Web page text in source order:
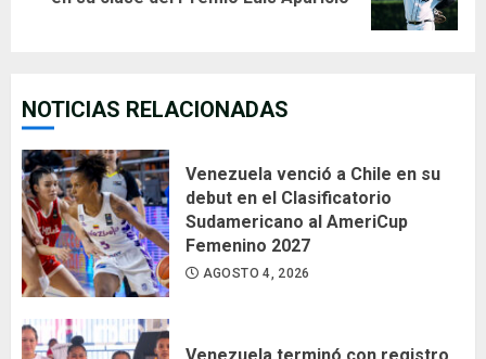
post:
NOTICIAS RELACIONADAS
Venezuela venció a Chile en su
debut en el Clasificatorio
Sudamericano al AmeriCup
Femenino 2027
AGOSTO 4, 2026